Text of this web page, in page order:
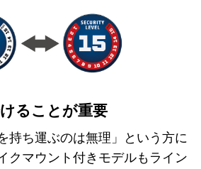
ることが重要
持ち運ぶのは無理」という方に
クマウント付きモデルもライン